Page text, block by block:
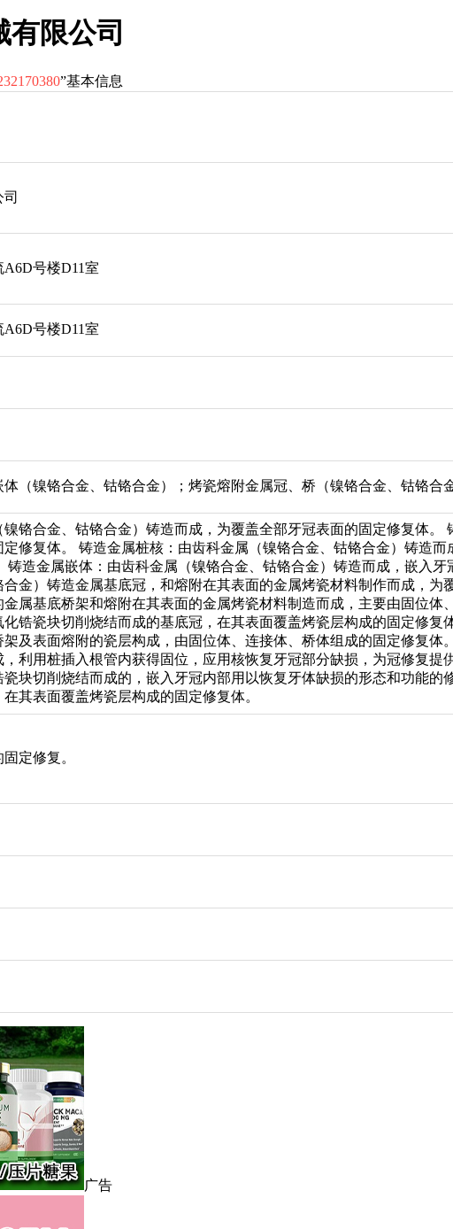
限公司
”基本信息
号楼D11室
号楼D11室
（镍铬合金、钴铬合金）；烤瓷熔附金属冠、桥（镍铬合金、钴铬合
铬合金、钴铬合金）铸造而成，为覆盖全部牙冠表面的固定修复体
修复体。 铸造金属桩核：由齿科金属（镍铬合金、钴铬合金）铸造
铸造金属嵌体：由齿科金属（镍铬合金、钴铬合金）铸造而成，嵌入
金）铸造金属基底冠，和熔附在其表面的金属烤瓷材料制作而成，
属基底桥架和熔附在其表面的金属烤瓷材料制造而成，主要由固位
锆瓷块切削烧结而成的基底冠，在其表面覆盖烤瓷层构成的固定修
及表面熔附的瓷层构成，由固位体、连接体、桥体组成的固定修复
利用桩插入根管内获得固位，应用核恢复牙冠部分缺损，为冠修复
块切削烧结而成的，嵌入牙冠内部用以恢复牙体缺损的形态和功能
其表面覆盖烤瓷层构成的固定修复体。
定修复。
广告